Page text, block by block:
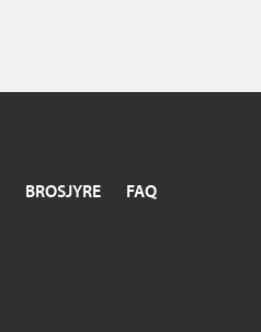
BROSJYRE FAQ